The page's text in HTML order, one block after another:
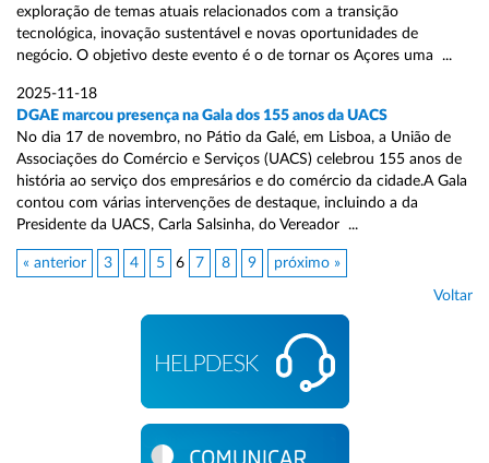
exploração de temas atuais relacionados com a transição
tecnológica, inovação sustentável e novas oportunidades de
negócio. O objetivo deste evento é o de tornar os Açores uma ...
2025-11-18
DGAE marcou presença na Gala dos 155 anos da UACS
No dia 17 de novembro, no Pátio da Galé, em Lisboa, a União de
Associações do Comércio e Serviços (UACS) celebrou 155 anos de
história ao serviço dos empresários e do comércio da cidade.A Gala
contou com várias intervenções de destaque, incluindo a da
Presidente da UACS, Carla Salsinha, do Vereador ...
« anterior 3 4 5 6 7 8 9 próximo »
Voltar